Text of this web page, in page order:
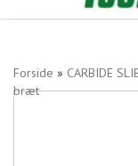
Forside » CARBIDE
bræt